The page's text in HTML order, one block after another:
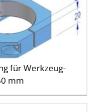
für Werkzeug­
mm